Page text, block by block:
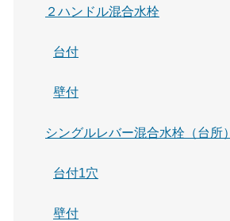
２ハンドル混合水栓
台付
壁付
シングルレバー混合水栓（台所）
台付1穴
壁付